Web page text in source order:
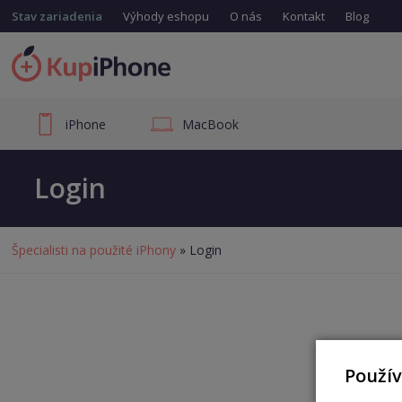
Stav zariadenia Výhody eshopu O nás Kontakt Blog
iPhone MacBook
Login
Špecialisti na použité iPhony » Login